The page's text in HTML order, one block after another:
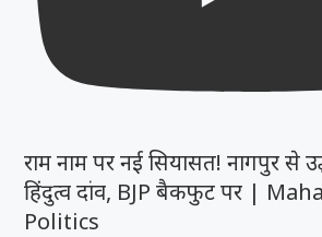
राम नाम पर नई सियासत! नागपुर से
हिंदुत्व दांव, BJP बैकफुट पर |
Politics